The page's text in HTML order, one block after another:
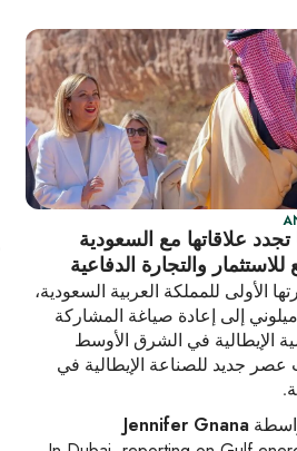
تجدد علاقاتها مع السعودية
للاستثمار والتجارة الدفاعية
الأولى للمملكة العربية السعودية،
إلى إعادة صياغة المشاركة
الإيطالية في الشرق الأوسط
عصر جديد للصناعة الإيطالية في
Jennifer Gnana